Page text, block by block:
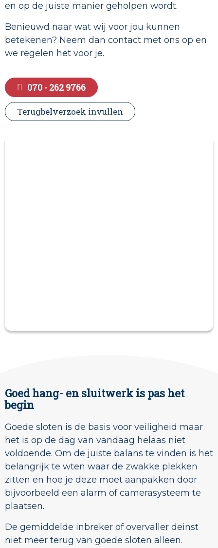
en op de juiste manier geholpen wordt.
Benieuwd naar wat wij voor jou kunnen
betekenen? Neem dan contact met ons op en
we regelen het voor je.
070 - 262 9766
Terugbelverzoek invullen
Goed hang- en sluitwerk is pas het
begin
Goede sloten is de basis voor veiligheid maar
het is op de dag van vandaag helaas niet
voldoende. Om de juiste balans te vinden is het
belangrijk te wten waar de zwakke plekken
zitten en hoe je deze moet aanpakken door
bijvoorbeeld een alarm of camerasysteem te
plaatsen.
De gemiddelde inbreker of overvaller deinst
niet meer terug van goede sloten alleen.